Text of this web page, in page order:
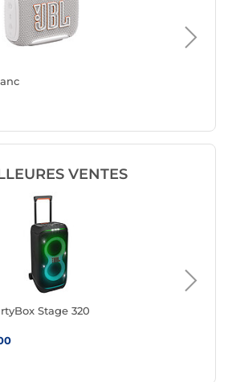
VENTES
Stage 320